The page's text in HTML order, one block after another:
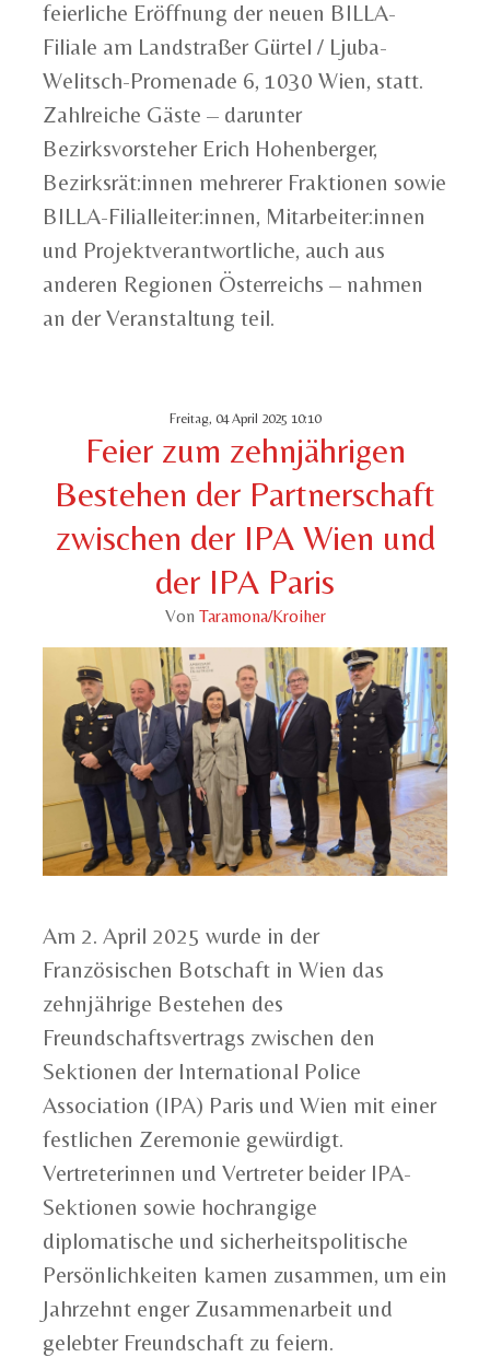
feierliche Eröffnung der neuen BILLA-
Filiale am Landstraßer Gürtel / Ljuba-
Welitsch-Promenade 6, 1030 Wien, statt.
Zahlreiche Gäste – darunter
Bezirksvorsteher Erich Hohenberger,
Bezirksrät:innen mehrerer Fraktionen sowie
BILLA-Filialleiter:innen, Mitarbeiter:innen
und Projektverantwortliche, auch aus
anderen Regionen Österreichs – nahmen
an der Veranstaltung teil.
Freitag, 04 April 2025 10:10
Feier zum zehnjährigen
Bestehen der Partnerschaft
zwischen der IPA Wien und
der IPA Paris
Von Taramona/Kroiher
Am 2. April 2025 wurde in der
Französischen Botschaft in Wien das
zehnjährige Bestehen des
Freundschaftsvertrags zwischen den
Sektionen der International Police
Association (IPA) Paris und Wien mit einer
festlichen Zeremonie gewürdigt.
Vertreterinnen und Vertreter beider IPA-
Sektionen sowie hochrangige
diplomatische und sicherheitspolitische
Persönlichkeiten kamen zusammen, um ein
Jahrzehnt enger Zusammenarbeit und
gelebter Freundschaft zu feiern.